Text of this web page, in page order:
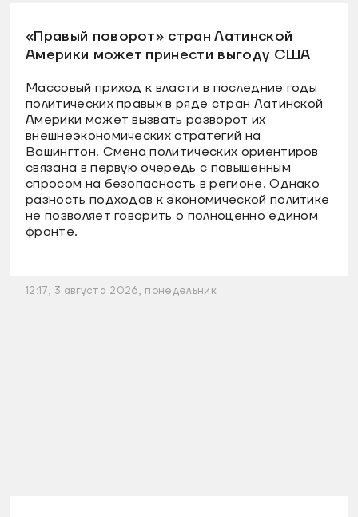
«Правый поворот» стран Латинской
Америки может принести выгоду США
Массовый приход к власти в последние годы
политических правых в ряде стран Латинской
Америки может вызвать разворот их
внешнеэкономических стратегий на
Вашингтон. Смена политических ориентиров
связана в первую очередь с повышенным
спросом на безопасность в регионе. Однако
разность подходов к экономической политике
не позволяет говорить о полноценно едином
фронте.
12:17, 3 августа 2026, понедельник